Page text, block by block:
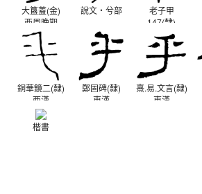
大簋蓋(金)
西周晚期
說文‧兮部
老子甲
147(隸)
西漢
銅華鏡二(隸)
西漢
鄭固碑(隸)
東漢
熹.易.文言(隸)
東漢
楷書